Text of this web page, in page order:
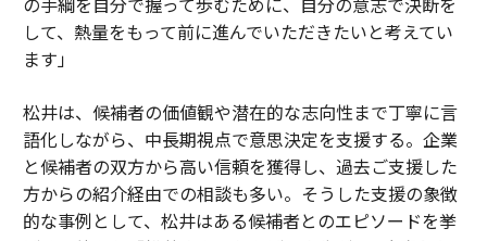
して、熱量をもって前に進んでいただきたいと考えてい
ます」
松井は、候補者の価値観や潜在的な志向性まで丁寧に言
語化しながら、中長期視点で意思決定を支援する。企業
と候補者の双方から高い信頼を獲得し、過去ご支援した
方からの紹介経由での相談も多い。そうした支援の象徴
的な事例として、松井はある候補者とのエピソードを挙